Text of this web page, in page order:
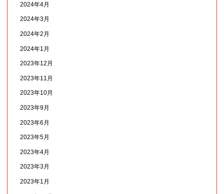
2024年4月
2024年3月
2024年2月
2024年1月
2023年12月
2023年11月
2023年10月
2023年9月
2023年6月
2023年5月
2023年4月
2023年3月
2023年1月